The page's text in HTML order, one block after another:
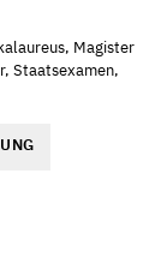
Magister
Staatsexamen,